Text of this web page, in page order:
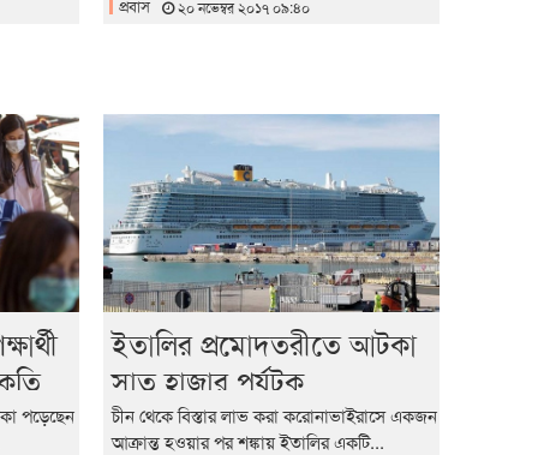
প্রবাস ২০ নভেম্বর ২০১৭ ০৯:৪০
পড়েছেন
ইতালির প্রমোদতরীতে আটকা
সাত হাজার পর্যটক
চীন থেকে বিস্তার লাভ করা করোনাভাইরাসে একজন
আক্রান্ত হওয়ার পর শঙ্কায় ইতালির একটি...